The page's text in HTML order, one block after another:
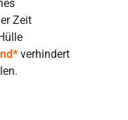
Zeit
verhindert